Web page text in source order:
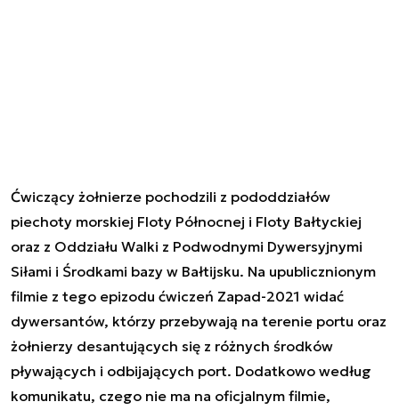
Ćwiczący żołnierze pochodzili z pododdziałów
piechoty morskiej Floty Północnej i Floty Bałtyckiej
oraz z Oddziału Walki z Podwodnymi Dywersyjnymi
Siłami i Środkami bazy w Bałtijsku. Na upublicznionym
filmie z tego epizodu ćwiczeń Zapad-2021 widać
dywersantów, którzy przebywają na terenie portu oraz
żołnierzy desantujących się z różnych środków
pływających i odbijających port. Dodatkowo według
komunikatu, czego nie ma na oficjalnym filmie,